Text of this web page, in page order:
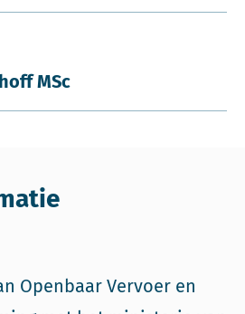
MSc
Openbaar Vervoer en